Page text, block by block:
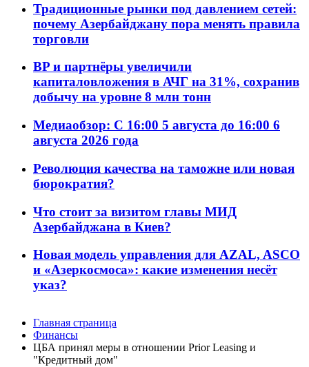
Традиционные рынки под давлением сетей:
почему Азербайджану пора менять правила
торговли
BP и партнёры увеличили
капиталовложения в АЧГ на 31%, сохранив
добычу на уровне 8 млн тонн
Медиаобзор: С 16:00 5 августа до 16:00 6
августа 2026 года
Революция качества на таможне или новая
бюрократия?
Что стоит за визитом главы МИД
Азербайджана в Киев?
Новая модель управления для AZAL, ASCO
и «Азеркосмоса»: какие изменения несёт
указ?
Главная страница
Финансы
ЦБА принял меры в отношении Prior Leasing и
"Кредитный дом"